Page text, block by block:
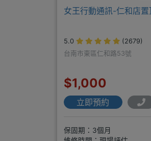
女王行動通訊-仁和店置
5.0
(2679)
台南市東區仁和路53號
$1,000
立即預約
保固期：3個月